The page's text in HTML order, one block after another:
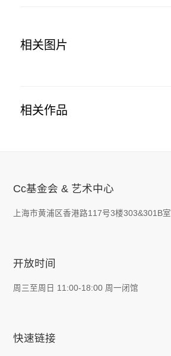
相关图片
相关作品
Cc基金会 & 艺术中心
上海市黄浦区香港路117号3楼303&301B室
开放时间
周三至周日 11:00-18:00 周一闭馆
快速链接